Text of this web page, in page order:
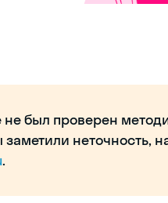
не был проверен
неточность,
.